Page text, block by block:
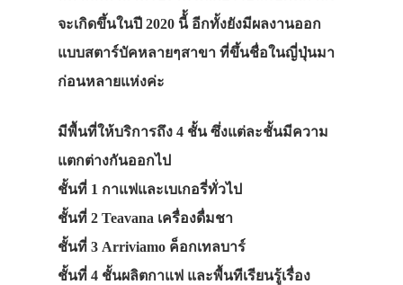
จะเกิดขึ้นในปี 2020 นี้้ อีกทั้งยังมีผลงานออก
แบบสตาร์บัคหลายๆสาขา ที่ขึ้นชื่อในญี่ปุ่นมา
ก่อนหลายแห่งค่ะ
มีพื้นที่ให้บริการถึง 4 ชั้น ซึ่งแต่ละชั้นมีความ
แตกต่างกันออกไป
ชั้นที่ 1 กาแฟและเบเกอรี่ทั่วไป
ชั้นที่ 2 Teavana เครื่องดื่มชา
ชั้นที่ 3 Arriviamo ค็อกเทลบาร์
ชั้นที่ 4 ชั้นผลิตกาแฟ และพื้นทีเรียนรู้เรื่อง